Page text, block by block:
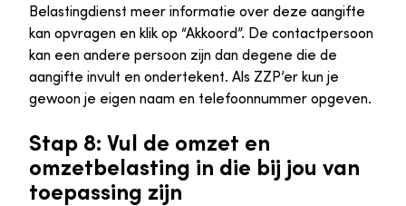
Belastingdienst meer informatie over deze aangifte
kan opvragen en klik op “Akkoord”. De contactpersoon
kan een andere persoon zijn dan degene die de
aangifte invult en ondertekent. Als ZZP’er kun je
gewoon je eigen naam en telefoonnummer opgeven.
Stap 8: Vul de omzet en
omzetbelasting in die bij jou van
toepassing zijn